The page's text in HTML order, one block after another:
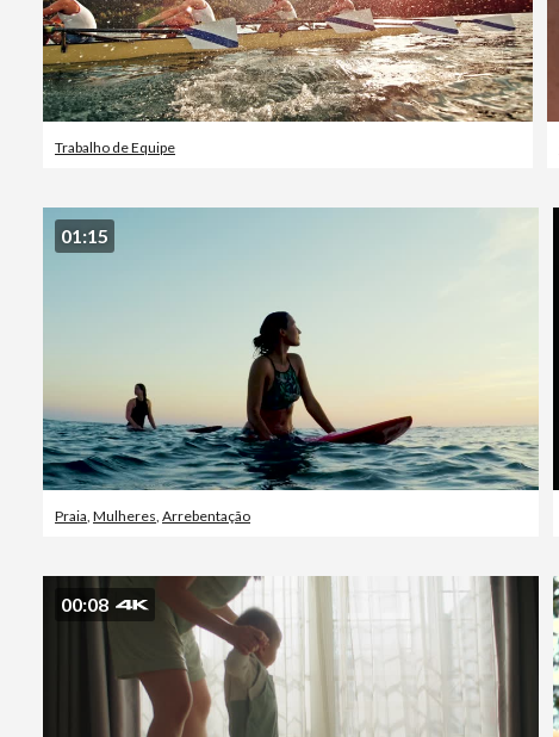
Trabalho de Equipe
01:15
Praia Mulheres Arrebentação
00:08